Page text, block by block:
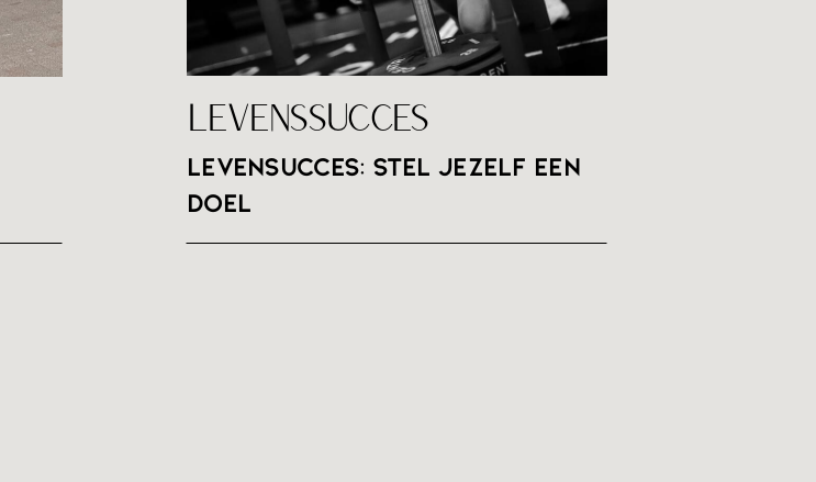
Levensucces: stel jezelf een
doel
LEVENSSUCCES